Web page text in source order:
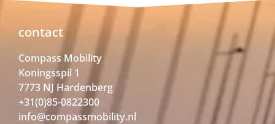
contact
Compass Mobility
Koningsspil 1
7773 NJ Hardenberg
+31(0)85-0822300
info@compassmobility.nl